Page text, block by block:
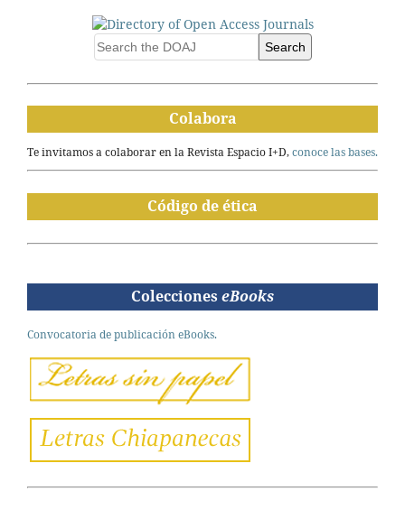
Search
Colabora
Te invitamos a colaborar en la Revista Espacio I+D,conoce las bases.
Código de ética
Colecciones eBooks
Convocatoria de publicación eBooks.